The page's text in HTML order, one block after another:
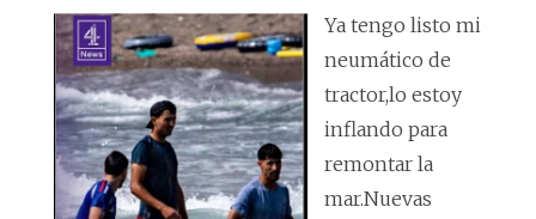
Ya tengo listo mi
neumático de
tractor,lo estoy
inflando para
remontar la
mar.Nuevas